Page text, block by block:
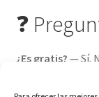
❓
¿Es gratis? — Sí.
¿Puedo usarlo